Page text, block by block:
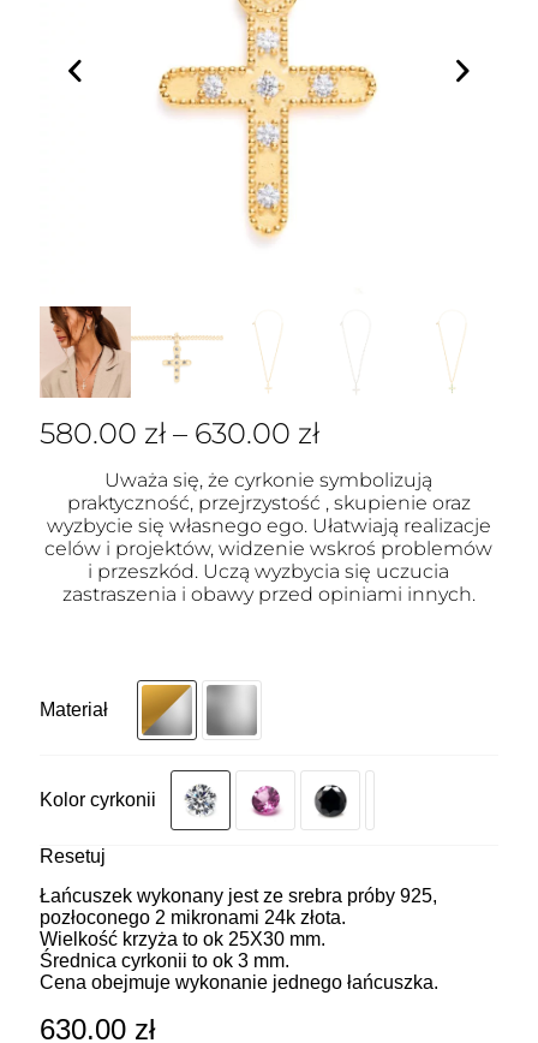
580.00 zł – 630.00 zł
Uważa się, że cyrkonie symbolizują
praktyczność, przejrzystość , skupienie oraz
wyzbycie się własnego ego. Ułatwiają realizacje
celów i projektów, widzenie wskroś problemów
i przeszkód. Uczą wyzbycia się uczucia
zastraszenia i obawy przed opiniami innych.
Materiał
Kolor cyrkonii
Resetuj
Łańcuszek wykonany jest ze srebra próby 925,
pozłoconego 2 mikronami 24k złota.
Wielkość krzyża to ok 25X30 mm.
Średnica cyrkonii to ok 3 mm.
Cena obejmuje wykonanie jednego łańcuszka.
630.00 zł